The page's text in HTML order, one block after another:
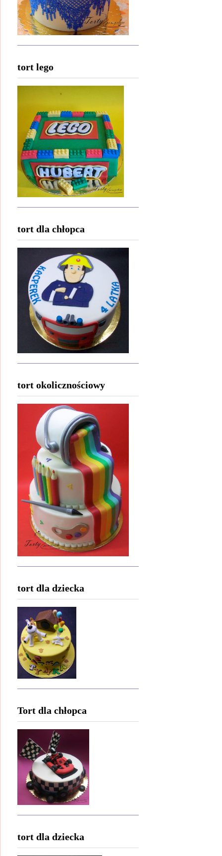
tort lego
tort dla chłopca
tort okolicznościowy
tort dla dziecka
Tort dla chłopca
tort dla dziecka